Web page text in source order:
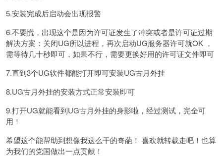
5.安装完成后启动会出现报警
6.不要慌，出现这个是因为许可证发生了冲突或者是许可证过期
解决方案：关闭UG所以进程，再次启动UG服务器许可就OK ，
需等待几十秒即可，如果不行，需要更换好用的许可证文件即可
7.直到3个UG软件都能打开即可安装UG古月外挂
8.UG古月外挂的安装方式正常安装即可
9.打开UG就能看到UG古月外挂的身影啦，经过测试，完全可
用！
希望这个能帮助到想像我这么干的奇葩！ 喜欢就转载走吧！也算
为我们的党国做出一点贡献！